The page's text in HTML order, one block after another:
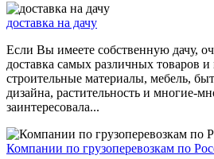
доставка на дачу
Если Вы имеете собственную дачу,
доставка самых различных товаров и
строительные материалы, мебель,
дизайна, растительность и многие-
заинтересовала...
Компании по грузоперевозкам по